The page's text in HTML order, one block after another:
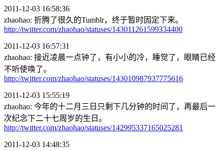
2011-12-03 16:58:36
zhaohao: 折腾了很久的Tumblr，终于暂时固定下来。
http://twitter.com/zhaohao/statuses/143011261599334400
2011-12-03 16:57:31
zhaohao: 接近凌晨一点钟了，有小小的冷，睡觉了，眼睛已经
不听使唤了。
http://twitter.com/zhaohao/statuses/143010987937775616
2011-12-03 15:55:19
zhaohao: 今年的十二月三日只剩下几分钟的时间了，再最后一
次纪念下二十七周岁的生日。
http://twitter.com/zhaohao/statuses/142995337165025281
2011-12-03 14:48:35